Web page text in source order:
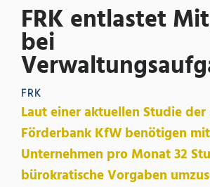
FRK entlastet
bei
FRK
Laut einer aktuellen Studie
Förderbank KfW benötigen
Unternehmen pro Monat 32
bürokratische Vorgaben